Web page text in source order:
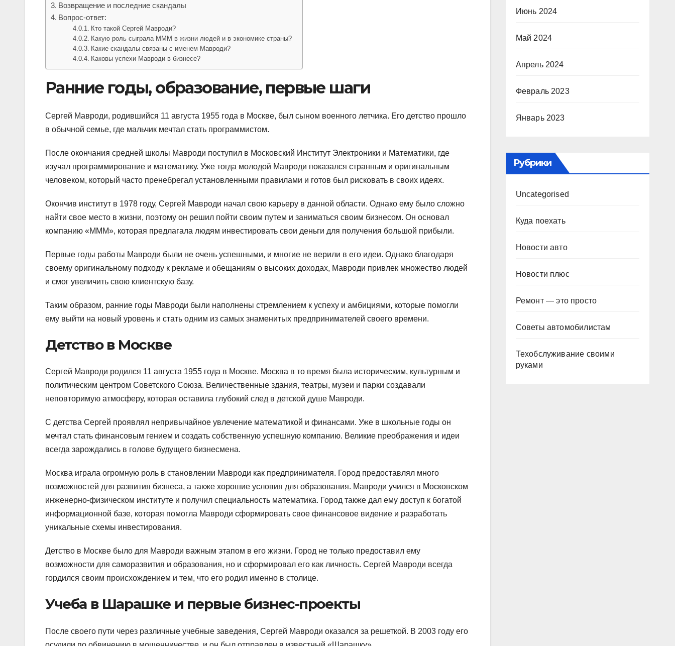
Возвращение и последние скандалы
Вопрос-ответ:
Кто такой Сергей Мавроди?
Какую роль сыграла МММ в жизни людей и в экономике страны?
Какие скандалы связаны с именем Мавроди?
Каковы успехи Мавроди в бизнесе?
Ранние годы, образование, первые шаги
Сергей Мавроди, родившийся 11 августа 1955 года в Москве, был сыном военного летчика. Его детство прошло
в обычной семье, где мальчик мечтал стать программистом.
После окончания средней школы Мавроди поступил в Московский Институт Электроники и Математики, где
изучал программирование и математику. Уже тогда молодой Мавроди показался странным и оригинальным
человеком, который часто пренебрегал установленными правилами и готов был рисковать в своих идеях.
Окончив институт в 1978 году, Сергей Мавроди начал свою карьеру в данной области. Однако ему было сложно
найти свое место в жизни, поэтому он решил пойти своим путем и заниматься своим бизнесом. Он основал
компанию «МММ», которая предлагала людям инвестировать свои деньги для получения большой прибыли.
Первые годы работы Мавроди были не очень успешными, и многие не верили в его идеи. Однако благодаря
своему оригинальному подходу к рекламе и обещаниям о высоких доходах, Мавроди привлек множество людей
и смог увеличить свою клиентскую базу.
Таким образом, ранние годы Мавроди были наполнены стремлением к успеху и амбициями, которые помогли
ему выйти на новый уровень и стать одним из самых знаменитых предпринимателей своего времени.
Детство в Москве
Сергей Мавроди родился 11 августа 1955 года в Москве. Москва в то время была историческим, культурным и
политическим центром Советского Союза. Величественные здания, театры, музеи и парки создавали
неповторимую атмосферу, которая оставила глубокий след в детской душе Мавроди.
С детства Сергей проявлял непривычайное увлечение математикой и финансами. Уже в школьные годы он
мечтал стать финансовым гением и создать собственную успешную компанию. Великие преображения и идеи
всегда зарождались в голове будущего бизнесмена.
Москва играла огромную роль в становлении Мавроди как предпринимателя. Город предоставлял много
возможностей для развития бизнеса, а также хорошие условия для образования. Мавроди учился в Московском
инженерно-физическом институте и получил специальность математика. Город также дал ему доступ к богатой
информационной базе, которая помогла Мавроди сформировать свое финансовое видение и разработать
уникальные схемы инвестирования.
Детство в Москве было для Мавроди важным этапом в его жизни. Город не только предоставил ему
возможности для саморазвития и образования, но и сформировал его как личность. Сергей Мавроди всегда
гордился своим происхождением и тем, что его родил именно в столице.
Учеба в Шарашке и первые бизнес-проекты
После своего пути через различные учебные заведения, Сергей Мавроди оказался за решеткой. В 2003 году его
Июнь 2024
Май 2024
Апрель 2024
Февраль 2023
Январь 2023
Рубрики
Uncategorised
Куда поехать
Новости авто
Новости плюс
Ремонт — это просто
Советы автомобилистам
Техобслуживание своими
руками